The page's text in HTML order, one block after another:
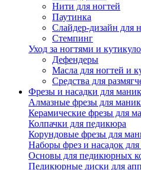
Нити для ногтей
Паутинка
Слайдер-дизайн для
Стемпинг
Уход за ногтями и
Дефендеры
Масла для ногтей и
Средства для
Фрезы и насадки для
Алмазные фрезы для
Керамические фрезы для
Колпачки для педикюра
Корундовые фрезы для
Наборы фрез и насадок
Основы для педикюрных
Педикюрные диски для